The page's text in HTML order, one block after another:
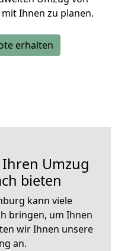
Ihnen zu planen.
erhalten
Umzug
bieten
kann viele
bringen, um Ihnen
wir Ihnen unsere
an.